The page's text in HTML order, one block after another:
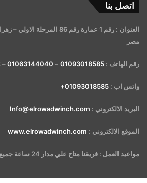
اتصل بنا
العنوان : رقم 1 عمارة رقم 86
مصر
رقم الهاتف : 01093018585
–
01063144040
–
واتس اب : 01093018585+
البريد الالكتروني : Info@elrowadwinch.com
الموقع الالكتروني : www.elrowadwinch.com
مواعيد العمل : فريقنا متاح علي مدار 24 ساعة جميع ايام الاسبوع.